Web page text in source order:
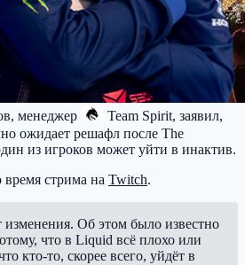
менеджер Team Spirit, заявил,
ожидает решафл после The
из игроков может уйти в инактив.
время стрима на Twitch.
изменения. Об этом было известно
что в Liquid всё плохо или
кто-то, скорее всего, уйдёт в